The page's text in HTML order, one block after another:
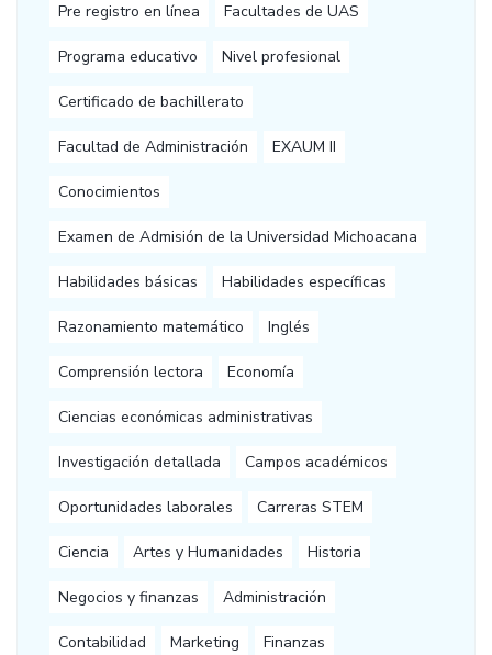
Pre registro en línea Facultades de UAS
Programa educativo Nivel profesional
Certificado de bachillerato
Facultad de Administración EXAUM II
Conocimientos
Examen de Admisión de la Universidad Michoacana
Habilidades básicas Habilidades específicas
Razonamiento matemático Inglés
Comprensión lectora Economía
Ciencias económicas administrativas
Investigación detallada Campos académicos
Oportunidades laborales Carreras STEM
Ciencia Artes y Humanidades Historia
Negocios y finanzas Administración
Contabilidad Marketing Finanzas